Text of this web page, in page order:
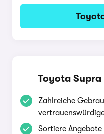
Toyota
Zahlreiche
Sortiere